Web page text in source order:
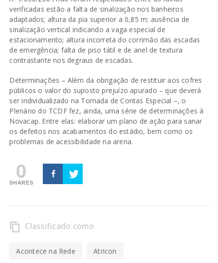
verificadas estão a falta de sinalização nos banheiros
adaptados; altura da pia superior a 0,85 m; ausência de
sinalização vertical indicando a vaga especial de
estacionamento; altura incorreta do corrimão das escadas
de emergência; falta de piso tátil e de anel de textura
contrastante nos degraus de escadas.
Determinações – Além da obrigação de restituir aos cofres
públicos o valor do suposto prejuízo apurado – que deverá
ser individualizado na Tomada de Contas Especial –, o
Plenário do TCDF fez, ainda, uma série de determinações à
Novacap. Entre elas: elaborar um plano de ação para sanar
os defeitos nos acabamentos do estádio, bem como os
problemas de acessibilidade na arena.
0
SHARES
content_copy Classificado como
Acontece na Rede Atricon